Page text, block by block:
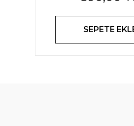
SEPETE